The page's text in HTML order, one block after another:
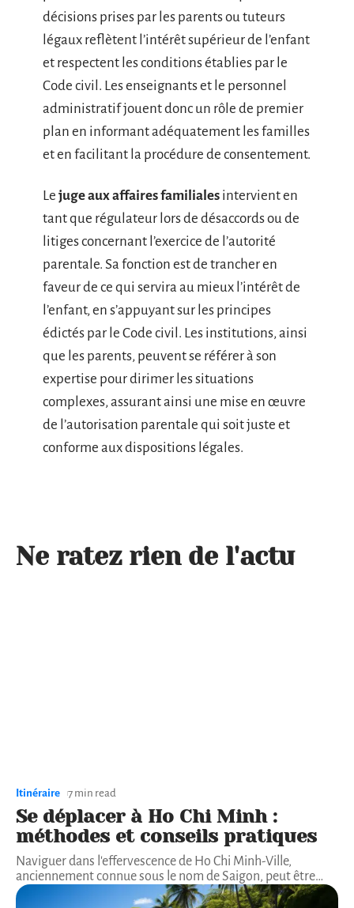
décisions prises par les parents ou tuteurs
légaux reflètent l’intérêt supérieur de l’enfant
et respectent les conditions établies par le
Code civil. Les enseignants et le personnel
administratif jouent donc un rôle de premier
plan en informant adéquatement les familles
et en facilitant la procédure de consentement.
Le juge aux affaires familiales intervient en
tant que régulateur lors de désaccords ou de
litiges concernant l’exercice de l’autorité
parentale. Sa fonction est de trancher en
faveur de ce qui servira au mieux l’intérêt de
l’enfant, en s’appuyant sur les principes
édictés par le Code civil. Les institutions, ainsi
que les parents, peuvent se référer à son
expertise pour dirimer les situations
complexes, assurant ainsi une mise en œuvre
de l’autorisation parentale qui soit juste et
conforme aux dispositions légales.
Ne ratez rien de l'actu
Itinéraire 7 min read
Se déplacer à Ho Chi Minh :
méthodes et conseils pratiques
Naviguer dans l'effervescence de Ho Chi Minh-Ville,
anciennement connue sous le nom de Saigon, peut être…